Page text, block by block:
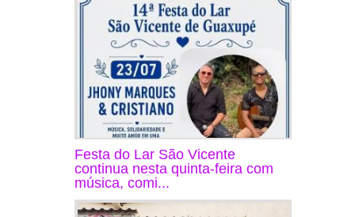
Festa do Lar São Vicente
continua nesta quinta-feira com
música, comi...